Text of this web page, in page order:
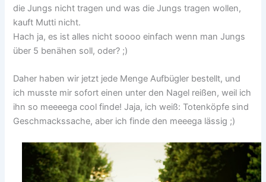
die Jungs nicht tragen und was die Jungs tragen wollen,
kauft Mutti nicht.
Hach ja, es ist alles nicht soooo einfach wenn man Jungs
über 5 benähen soll, oder? ;)
Daher haben wir jetzt jede Menge Aufbügler bestellt, und
ich musste mir sofort einen unter den Nagel reißen, weil ich
ihn so meeeega cool finde! Jaja, ich weiß: Totenköpfe sind
Geschmackssache, aber ich finde den meeega lässig ;)